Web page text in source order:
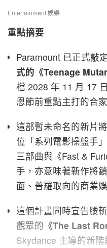
Entertainment 娛樂
重點摘要
Paramount 已正式敲
式的《Teenage
檔 2028 年 11 月 17
恩節前重點主打的合
這部暫未命名的新片
位「系列電影操盤手
三部曲與《Fast &
手，亦意味著新作將
面、普羅取向的商業
這個計畫同時宣告腰
觀眾的 《The Last
Skydance 主導的新